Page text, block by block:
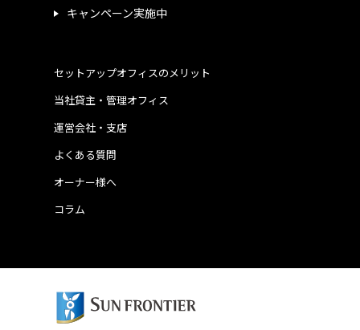
キャンペーン実施中
運営会社・支店
よくある質問
当社貸主・管理オフィス
オーナー様へ
コラム
セットアップオフィスのメリット